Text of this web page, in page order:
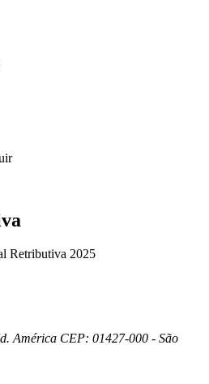
Retributiva 2025
América CEP: 01427-000 - São